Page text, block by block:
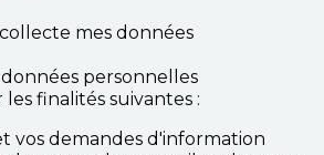
collecte mes données
personnelles
finalités suivantes :
vos demandes d'information